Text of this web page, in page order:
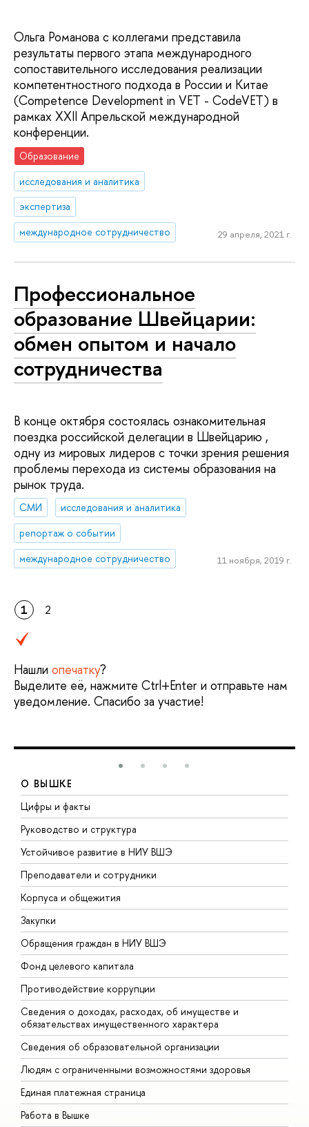
Ольга Романова с коллегами представила
результаты первого этапа международного
сопоставительного исследования реализации
компетентностного подхода в России и Китае
(Competence Development in VET - CodeVET) в
рамках XXII Апрельской международной
конференции.
Образование
исследования и аналитика
экспертиза
международное сотрудничество
29 апреля, 2021 г.
Профессиональное
образование Швейцарии:
обмен опытом и начало
сотрудничества
В конце октября состоялась ознакомительная
поездка российской делегации в Швейцарию ,
одну из мировых лидеров с точки зрения решения
проблемы перехода из системы образования на
рынок труда.
СМИ
исследования и аналитика
репортаж о событии
международное сотрудничество
11 ноября, 2019 г.
1 2
Нашли опечатку?
Выделите её, нажмите Ctrl+Enter и отправьте нам
уведомление. Спасибо за участие!
О ВЫШКЕ
Цифры и факты
Руководство и структура
Устойчивое развитие в НИУ ВШЭ
Преподаватели и сотрудники
Корпуса и общежития
Закупки
Обращения граждан в НИУ ВШЭ
Фонд целевого капитала
Противодействие коррупции
Сведения о доходах, расходах, об имуществе и
обязательствах имущественного характера
Сведения об образовательной организации
Людям с ограниченными возможностями здоровья
Единая платежная страница
Работа в Вышке